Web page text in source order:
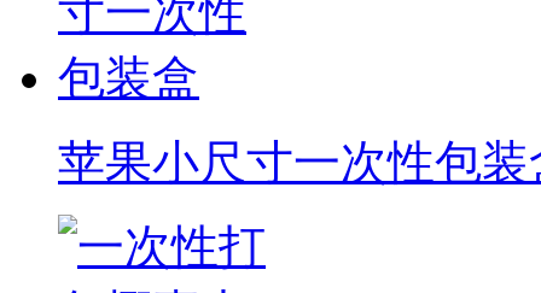
苹果小尺寸一次性包装